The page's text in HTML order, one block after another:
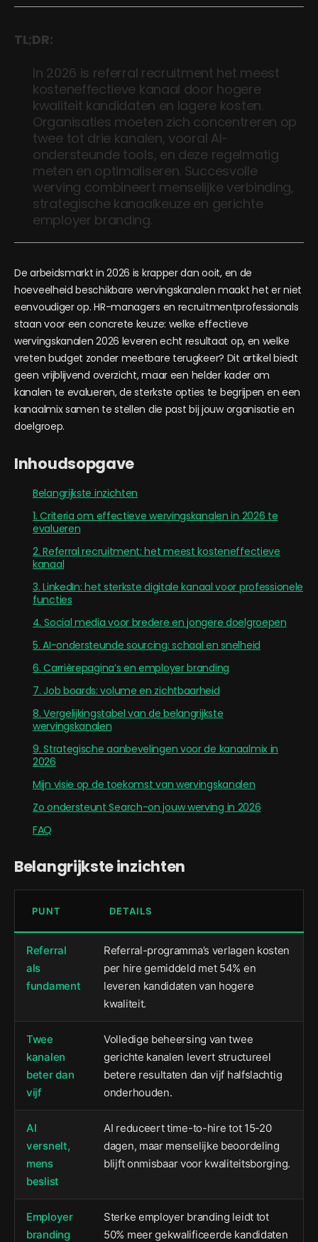
TL;DR:
In 2026 is referral recruitment het meest
kosteneffectieve kanaal door hogere
kwaliteit kandidaten en lagere kosten.
Organisaties moeten zich concentreren op
twee tot drie kanalen, vooral AI-
ondersteunde tools, en deze regelmatig
meten en optimaliseren. Succesvolle
werving combineert menselijke verbinding,
strategische kanaalkeuze en gerichte
employer branding.
De arbeidsmarkt in 2026 is krapper dan ooit, en de
hoeveelheid beschikbare wervingskanalen maakt het er niet
eenvoudiger op. HR-managers en recruitmentprofessionals
staan voor een concrete keuze: welke effectieve
wervingskanalen 2026 leveren echt resultaat op, en welke
vreten budget zonder meetbare terugkeer? Dit artikel biedt
geen vrijblijvend overzicht, maar een helder kader om
kanalen te evalueren, de sterkste opties te begrijpen en een
kanaalmix samen te stellen die past bij jouw organisatie en
doelgroep.
Inhoudsopgave
Belangrijkste inzichten
1. Criteria om effectieve wervingskanalen in 2026 te
evalueren
2. Referral recruitment: het meest kosteneffectieve
kanaal
3. LinkedIn: het sterkste digitale kanaal voor professionele
functies
4. Social media voor bredere en jongere doelgroepen
5. AI-ondersteunde sourcing: schaal en snelheid
6. Carrièrepagina’s en employer branding
7. Job boards: volume en zichtbaarheid
8. Vergelijkingstabel van de belangrijkste
wervingskanalen
9. Strategische aanbevelingen voor de kanaalmix in
2026
Mijn visie op de toekomst van wervingskanalen
Zo ondersteunt Search-on jouw werving in 2026
FAQ
Belangrijkste inzichten
PUNT DETAILS
Referral
als
fundament
Referral-programma’s verlagen kosten
per hire gemiddeld met 54% en
leveren kandidaten van hogere
kwaliteit.
Twee
kanalen
beter dan
vijf
Volledige beheersing van twee
gerichte kanalen levert structureel
betere resultaten dan vijf halfslachtig
onderhouden.
AI
versnelt,
mens
beslist
AI reduceert time-to-hire tot 15-20
dagen, maar menselijke beoordeling
blijft onmisbaar voor kwaliteitsborging.
Employer
branding
Sterke employer branding leidt tot
50% meer gekwalificeerde kandidaten